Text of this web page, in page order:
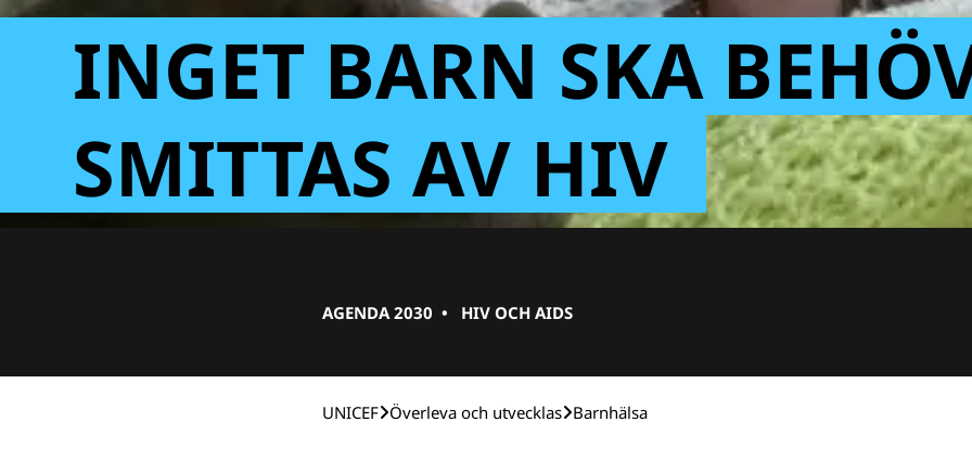
INGET BARN SKA
SMITTAS AV HIV
AGENDA 2030 • HIV OCH AIDS
UNICEF Över­leva och utvecklas Barnhälsa